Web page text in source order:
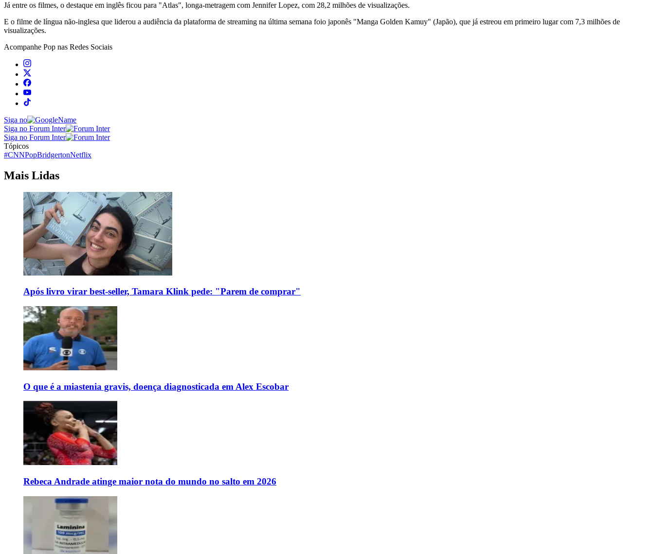
Já entre os filmes, o destaque em inglês ficou para "Atlas", longa-metragem com Jennifer Lopez, com 28,2 milhões de visualizações.
E o filme de língua não-inglesa que liderou a audiência da plataforma de streaming na última semana foio japonês "Manga Golden Kamuy" (Japão), que já estreou em primeiro lugar com 7,3 milhões de
visualizações.
Acompanhe Pop nas Redes Sociais
Siga no
Siga no Forum Inter
Siga no Forum Inter
Tópicos
#CNNPopBridgertonNetflix
Mais Lidas
Após livro virar best-seller, Tamara Klink pede: "Parem de comprar"
O que é a miastenia gravis, doença diagnosticada em Alex Escobar
Rebeca Andrade atinge maior nota do mundo no salto em 2026